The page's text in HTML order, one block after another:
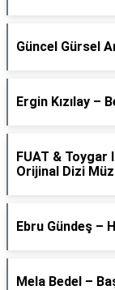
Güncel Gürsel
Ergin Kızılay –
FUAT & Toygar
Orijinal Dizi
Ebru Gündeş –
Mela Bedel –